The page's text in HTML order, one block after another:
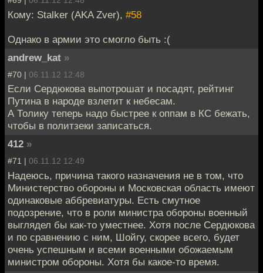
Кому: Stalker (AKA Zver), #58
Однако в армии это смогло быть :(
andrew_kat »
#70 | 06.11.12 12:48
Если Сердюкова выпотрошат и посадят, рейтинг
Путина в народе взлетит к небесам.
А Толику теперь надо быстрее к оппам в КС бежать,
чтобы в политзеки записаться.
412 »
#71 | 06.11.12 12:49
Надеюсь, причина такого назначения не в том, что
Министерство обороны и Московская область имеют
одинаковые аббревиатуры. Есть смутное
подозрение, что в роли министра обороны военный
выглядел бы как-то уместнее. Хотя после Сердюкова
и по сравнению с ним, Шойгу, скорее всего, будет
очень успешным и всеми военными обожаемым
министром обороны. Хотя бы какое-то время.